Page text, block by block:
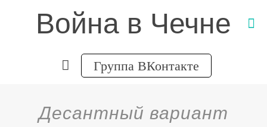
Война в Чечне
Группа ВКонтакте
Десантный вариант